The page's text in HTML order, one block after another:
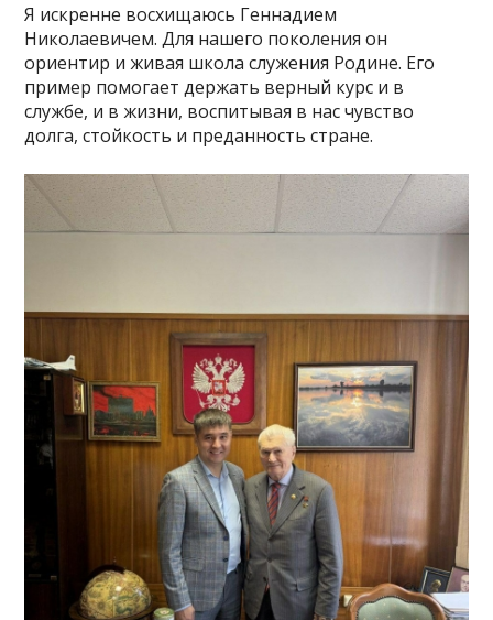
Я искренне восхищаюсь Геннадием
Николаевичем. Для нашего поколения он
ориентир и живая школа служения Родине. Его
пример помогает держать верный курс и в
службе, и в жизни, воспитывая в нас чувство
долга, стойкость и преданность стране.